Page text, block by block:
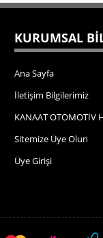
KURUMSAL
Ana Sayfa
İletişim Bilgilerimiz
KANAAT OTOMOTİV
Sitemize Üye Olun
Üye Girişi